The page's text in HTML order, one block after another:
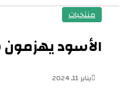
منتخبات
الأسود يهزمون
يناير 11, 2024